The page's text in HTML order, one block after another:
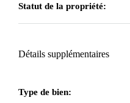
Statut de la propriété:
Détails supplémentaires
Type de bien: